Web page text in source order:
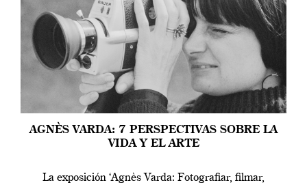
AGNÈS VARDA: 7 PERSPECTIVAS SOBRE LA
VIDA Y EL ARTE
La exposición ‘Agnès Varda: Fotografiar, filmar,